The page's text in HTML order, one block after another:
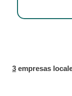
3 empresas